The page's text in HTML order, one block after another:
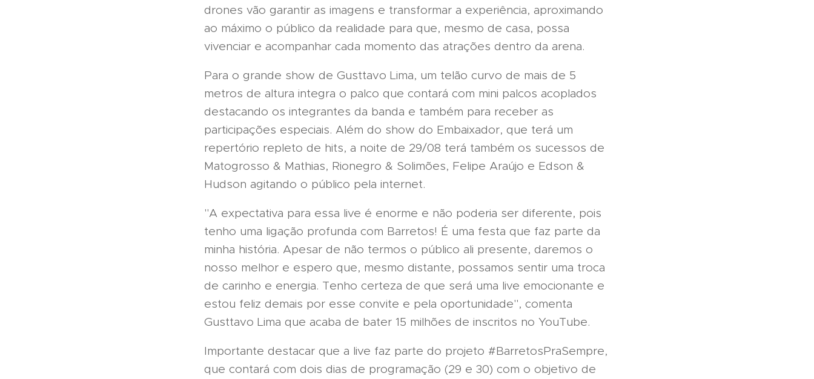
drones vão garantir as imagens e transformar a experiência, aproximando
ao máximo o público da realidade para que, mesmo de casa, possa
vivenciar e acompanhar cada momento das atrações dentro da arena.
Para o grande show de Gusttavo Lima, um telão curvo de mais de 5
metros de altura integra o palco que contará com mini palcos acoplados
destacando os integrantes da banda e também para receber as
participações especiais. Além do show do Embaixador, que terá um
repertório repleto de hits, a noite de 29/08 terá também os sucessos de
Matogrosso & Mathias, Rionegro & Solimões, Felipe Araújo e Edson &
Hudson agitando o público pela internet.
"A expectativa para essa live é enorme e não poderia ser diferente, pois
tenho uma ligação profunda com Barretos! É uma festa que faz parte da
minha história. Apesar de não termos o público ali presente, daremos o
nosso melhor e espero que, mesmo distante, possamos sentir uma troca
de carinho e energia. Tenho certeza de que será uma live emocionante e
estou feliz demais por esse convite e pela oportunidade", comenta
Gusttavo Lima que acaba de bater 15 milhões de inscritos no YouTube.
Importante destacar que a live faz parte do projeto #BarretosPraSempre,
que contará com dois dias de programação (29 e 30) com o objetivo de